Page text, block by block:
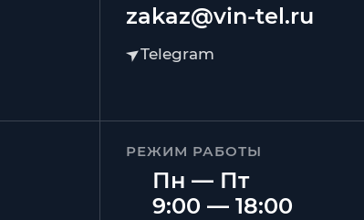
zakaz@vin-tel.ru
РЕЖИМ РАБОТЫ
Пн — Пт
9:00 — 18:00